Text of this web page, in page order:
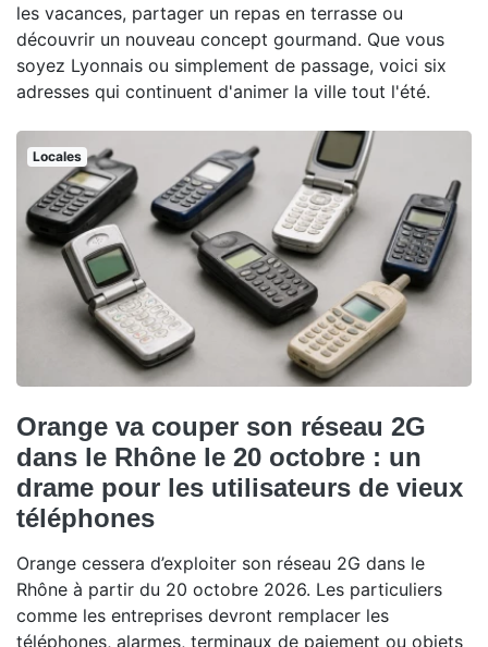
les vacances, partager un repas en terrasse ou
découvrir un nouveau concept gourmand. Que vous
soyez Lyonnais ou simplement de passage, voici six
adresses qui continuent d'animer la ville tout l'été.
Locales
Orange va couper son réseau 2G
dans le Rhône le 20 octobre : un
drame pour les utilisateurs de vieux
téléphones
Orange cessera d’exploiter son réseau 2G dans le
Rhône à partir du 20 octobre 2026. Les particuliers
comme les entreprises devront remplacer les
téléphones, alarmes, terminaux de paiement ou objets